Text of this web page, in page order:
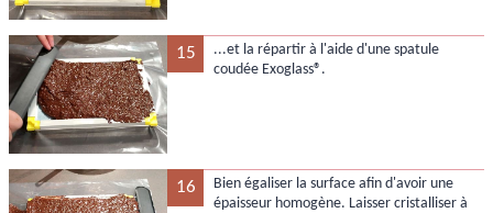
15
...et la répartir à l'aide d'une spatule
coudée Exoglass®.
16
Bien égaliser la surface afin d'avoir une
épaisseur homogène. Laisser cristalliser à